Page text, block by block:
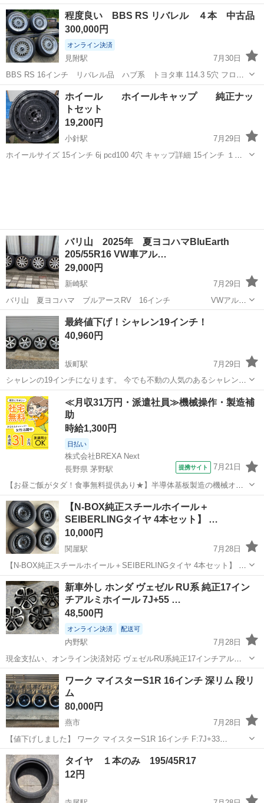
方25年式のN-ONEを使用しており、3年毎程度にホンダNシリーズの純
正装着タイヤを購入していました。それについていたキャップとN-
ONEについてるキャッ...
新潟 長岡市 宮内駅 タイヤ、ホイール
程度良い BBS RS リバレル ４本 中古品
300,000円
オンライン決済
見附駅
7月30日
BBS RS 16インチ リバレル品 ハブ系 トヨタ車 114.3 5穴 フロン
ト ディスク8.5J ＋14 リム1.5J インナーリム7.0J ...
新潟 見附市 見附駅 タイヤ、ホイール
ホイール ホイールキャップ 純正ナッ
トセット
19,200円
小針駅
7月29日
ホイールサイズ 15インチ 6j pcd100 4穴 キャップ詳細 15インチ １５
バリ山 2025年 夏ヨコハマBluEarth
205/55R16 VW車アル…
29,000円
新崎駅
7月29日
バリ山 夏ヨコハマ ブルアースRV 16インチ VWアルミ
ホイール付き ４本セット 【サイズなど】 タイヤ: 205/55R16 ヨコハ
マBluEarth 製造年2025年 山につきましては...
新潟 新潟市 新崎駅 タイヤ、ホイール
最終値下げ！シャレン19インチ！
40,960円
坂町駅
7月29日
シャレンの19インチになります。 今でも不動の人気のあるシャレンホ
イール アルファードなどのファミリーカーをはじめセダン系などにも
ばっちし合います！タイヤ多少な片減りおりますがまだまだ使用でき
ます！ 現物確認可能ですのでよろ...
新潟 村上市 坂町駅 タイヤ、ホイール シャレン
≪月収31万円・派遣社員≫機械操作・製造補
助
時給1,300円
日払い
株式会社BREXA Next
長野県 茅野駅
提携サイト 7月21日
【お昼ご飯がタダ！食事無料提供あり★】半導体基板製造の機械オペ
レーターや検査作業！未経験活躍中★カップル＆友達同士の応募OK！
赴任旅費会社負担★嬉しい無料送迎◎正社員登用制度あり！マイカー
通勤OK！無料駐車場完備！《長野県茅...
長野 茅野市 その他
【N-BOX純正スチールホイール＋
SEIBERLINGタイヤ 4本セット】 …
10,000円
関屋駅
7月28日
【N-BOX純正スチールホイール＋SEIBERLINGタイヤ 4本セット】 N-
BOXで使用していた純正スチールホイールとタイヤ4本セットです。
【タイヤ】 ・メーカー：SEIBERLING（セイバーリング） ・サイ
ズ：...
新潟 新潟市 関屋駅 タイヤ、ホイール
新車外し ホンダ ヴェゼル RU系 純正17イン
チアルミホイール 7J+55 …
48,500円
オンライン決済 配送可
内野駅
7月28日
現金支払い、オンライン決済対応 ヴェゼルRU系純正17インチアルミ
ホイール ホイールサイズ：17×7J+55 5H PCD114.3 新車外しのホイー
ル4本セットです。 全体的に綺麗だと思いますが、小傷などはありま
す。...
新潟 新潟市 内野駅 タイヤ、ホイール
ワーク マイスターS1R 16インチ 深リム 段リ
ム
80,000円
燕市
7月28日
【値下げしました】 ワーク マイスターS1R 16インチ F:7J+33
R:7.5J+23 PCD100 4穴 フロント、リア、それぞれ1本ずつリムにガリ
傷があります(画像はガリ傷ありの2本) 希少なセンターキャップ付き ...
新潟 燕市 タイヤ、ホイール
タイヤ １本のみ 195/45R17
12円